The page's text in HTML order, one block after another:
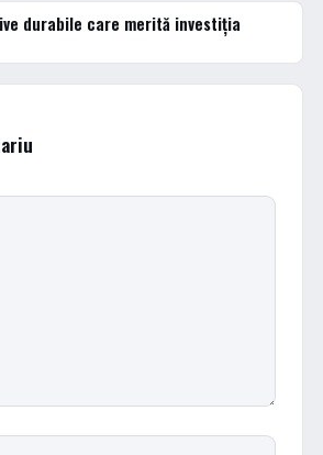
durabile care merită investiția